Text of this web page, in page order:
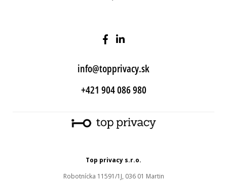
info@topprivacy.sk
+421 904 086 980
Top privacy s.r.o.
Robotnícka 11591/1J, 036 01 Martin